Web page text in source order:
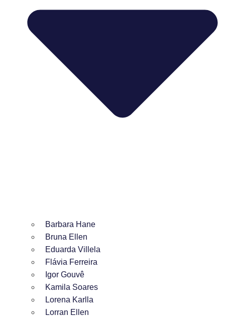
Barbara Hane
Bruna Ellen
Eduarda Villela
Flávia Ferreira
Igor Gouvê
Kamila Soares
Lorena Karlla
Lorran Ellen